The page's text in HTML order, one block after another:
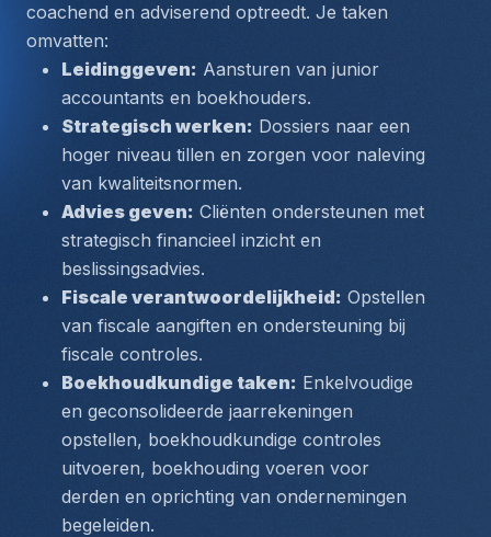
coachend en adviserend optreedt. Je taken
omvatten:
Leidinggeven: Aansturen van junior
accountants en boekhouders.
Strategisch werken: Dossiers naar een
hoger niveau tillen en zorgen voor naleving
van kwaliteitsnormen.
Advies geven: Cliënten ondersteunen met
strategisch financieel inzicht en
beslissingsadvies.
Fiscale verantwoordelijkheid: Opstellen
van fiscale aangiften en ondersteuning bij
fiscale controles.
Boekhoudkundige taken: Enkelvoudige
en geconsolideerde jaarrekeningen
opstellen, boekhoudkundige controles
uitvoeren, boekhouding voeren voor
derden en oprichting van ondernemingen
begeleiden.